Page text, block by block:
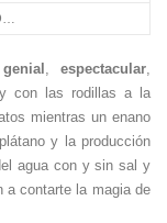
genial , espectacular,
con las rodillas a la
mientras un enano
y la producción
agua con y sin sal y
a contarte la magia de